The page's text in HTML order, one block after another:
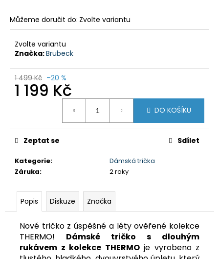
Můžeme doručit do: Zvolte variantu
Zvolte variantu
Značka:Brubeck
1 499 Kč –20 %
1 199 Kč
DO KOŠÍKU
Kategorie:
Dámská trička
Záruka: 2 roky
Zeptat se Sdílet
Popis Diskuze Značka
Nové tričko z úspěšné a léty ověřené kolekce
THERMO! Dámské tričko s dlouhým
rukávem z kolekce THERMOje vyrobeno z
r
u
č
u
e
m
ZATEPLOVACÍ
SUKNĚ
600522
SMOKE
Původně:
990